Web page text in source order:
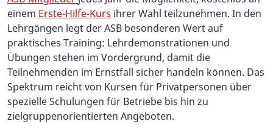
einem Erste-Hilfe-Kurs ihrer Wahl teilzunehmen. In den
Lehrgängen legt der ASB besonderen Wert auf
praktisches Training: Lehrdemonstrationen und
Übungen stehen im Vordergrund, damit die
Teilnehmenden im Ernstfall sicher handeln können. Das
Spektrum reicht von Kursen für Privatpersonen über
spezielle Schulungen für Betriebe bis hin zu
zielgruppenorientierten Angeboten.